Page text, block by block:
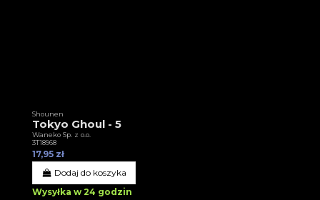
Shounen
Tokyo Ghoul - 5
Waneko Sp. z o.o.
3T18968
17,95 zł
Dodaj do koszyka
Wysyłka w 24 godzin